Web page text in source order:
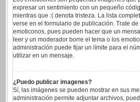
expresar un sentimiento con un pequeño
mientras que :( denota tristeza. La lista
verse en el formulario de publicación. Trate
emoticonos, pues pueden hacer que un
leer y un moderador borre el tema o los
administración puede fijar un límite para el
utilizar en un mensaje.
¿Puedo publicar imagenes?
Sí, las imágenes se pueden mostrar en sus
administración permite adjuntar archivos,